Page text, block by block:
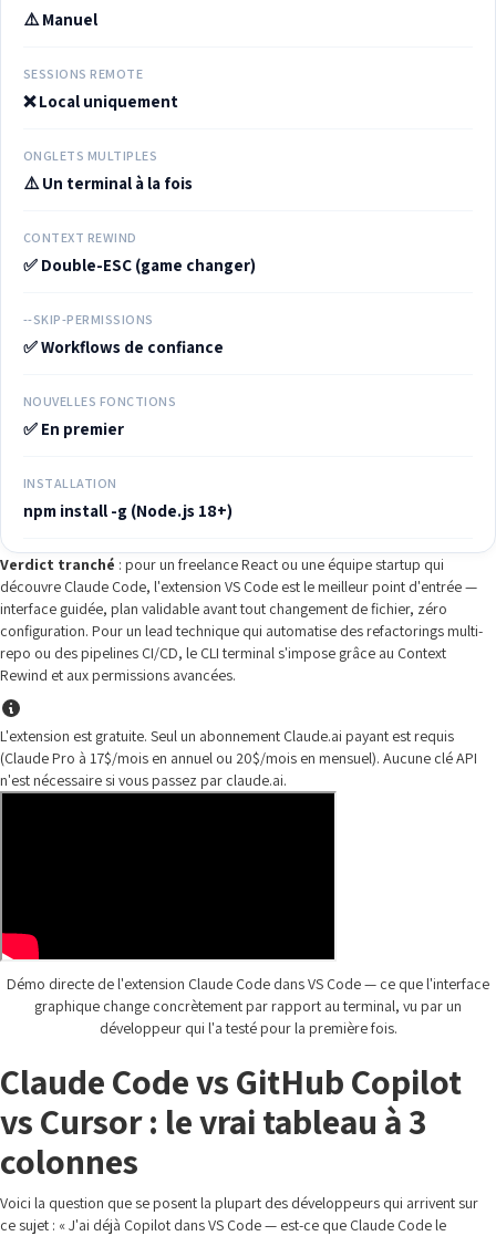
⚠️ Manuel
SESSIONS REMOTE
❌ Local uniquement
ONGLETS MULTIPLES
⚠️ Un terminal à la fois
CONTEXT REWIND
✅ Double-ESC (game changer)
--SKIP-PERMISSIONS
✅ Workflows de confiance
NOUVELLES FONCTIONS
✅ En premier
INSTALLATION
npm install -g (Node.js 18+)
Verdict tranché : pour un freelance React ou une équipe startup qui
découvre Claude Code, l'extension VS Code est le meilleur point d'entrée —
interface guidée, plan validable avant tout changement de fichier, zéro
configuration. Pour un lead technique qui automatise des refactorings multi-
repo ou des pipelines CI/CD, le CLI terminal s'impose grâce au Context
Rewind et aux permissions avancées.
L'extension est gratuite. Seul un abonnement Claude.ai payant est requis
(Claude Pro à 17$/mois en annuel ou 20$/mois en mensuel). Aucune clé API
n'est nécessaire si vous passez par claude.ai.
Démo directe de l'extension Claude Code dans VS Code — ce que l'interface
graphique change concrètement par rapport au terminal, vu par un
développeur qui l'a testé pour la première fois.
Claude Code vs GitHub Copilot
vs Cursor : le vrai tableau à 3
colonnes
Voici la question que se posent la plupart des développeurs qui arrivent sur
ce sujet : « J'ai déjà Copilot dans VS Code — est-ce que Claude Code le